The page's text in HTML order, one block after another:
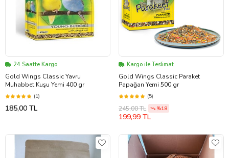
24 Saatte Kargo
Gold Wings Classic Yavru
Muhabbet Kuşu Yemi 400 gr
(1)
185,00 TL
Kargo ile Teslimat
Gold Wings Classic Paraket
Papağan Yemi 500 gr
(5)
245,00 TL %18
199,99 TL